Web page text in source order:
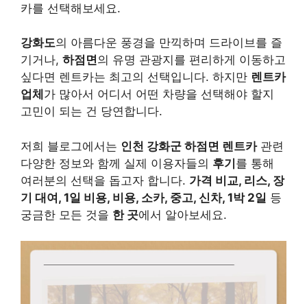
카를 선택해보세요.
강화도의 아름다운 풍경을 만끽하며 드라이브를 즐
기거나, 하점면의 유명 관광지를 편리하게 이동하고
싶다면 렌트카는 최고의 선택입니다. 하지만 렌트카
업체 가 많아서 어디서 어떤 차량을 선택해야 할지
고민이 되는 건 당연합니다.
저희 블로그에서는 인천 강화군 하점면 렌트카관련
다양한 정보와 함께 실제 이용자들의 후기를 통해
여러분의 선택을 돕고자 합니다. 가격 비교, 리스, 장
기 대여, 1일 비용, 비용, 소카, 중고, 신차, 1박 2일 등
궁금한 모든 것을 한 곳에서 알아보세요.